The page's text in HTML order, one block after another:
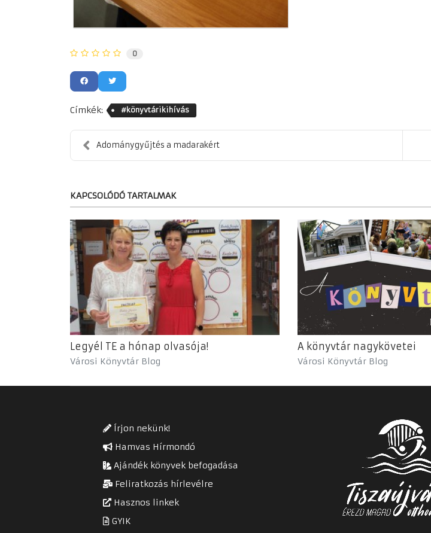
0
Címkék: #könyvtárikihívás
Adománygyűjtés a madarakért
KAPCSOLÓDÓ TARTALMAK
Legyél TE a hónap olvasója!
Városi Könyvtár Blog
A könyvtár nagykövetei
Városi Könyvtár Blog
Írjon nekünk!
Hamvas Hírmondó
Ajándék könyvek befogadása
Feliratkozás hírlevélre
Hasznos linkek
GYIK